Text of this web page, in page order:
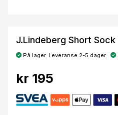
J.Lindeberg Short
På lager. Leveranse 2-5 dager.
kr 195